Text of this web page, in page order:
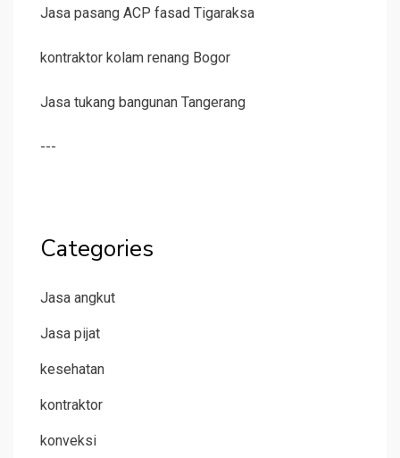
Jasa pasang ACP fasad Tigaraksa
kontraktor kolam renang Bogor
Jasa tukang bangunan Tangerang
---
Categories
Jasa angkut
Jasa pijat
kesehatan
kontraktor
konveksi